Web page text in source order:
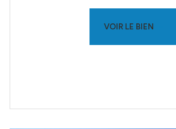
VOIR LE BIEN